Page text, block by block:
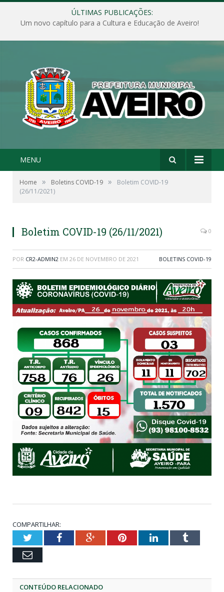
ÚLTIMAS PUBLICAÇÕES:
Um novo capítulo para a Cultura e Educação de Aveiro!
MENU
Home » Boletins COVID-19 »
Boletim COVID-19
(26/11/2021)
Boletim COVID-19 (26/11/2021) 0
POR CR2-ADMIN2 EM 26 DE NOVEMBRO DE 2021 BOLETINS COVID-19
COMPARTILHAR:
TwitterFacebookGoogle+PinterestLinkedInTumblr
Email
CONTEÚDO RELACIONADO